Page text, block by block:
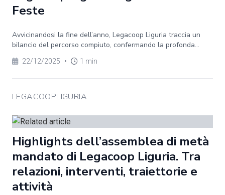
Feste
Avvicinandosi la fine dell’anno, Legacoop Liguria traccia un
bilancio del percorso compiuto, confermando la profonda...
22/12/2025 • 1 min
LEGACOOPLIGURIA
Highlights dell’assemblea di metà
mandato di Legacoop Liguria. Tra
relazioni, interventi, traiettorie e
attività